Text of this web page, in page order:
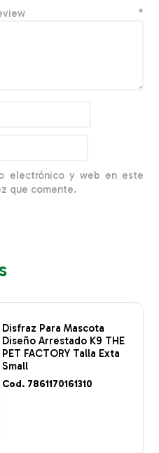
*
electrónico y web en este
que comente.
Disfraz Para Mascota
Diseño Arrestado K9 THE
PET FACTORY Talla Exta
Small
Cod. 7861170161310